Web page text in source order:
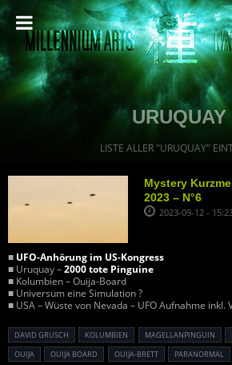
URUQUAY
LISTE ALLER "URUQUAY"
Mystery
2023 – N°6
2023-09-12 -
■ UFO-Anhörung im US-Kongress
■ Uruquay –2000 tote Pinguine
■ Kolumbien – Ouija-Board
■ Universum eine Simulation ?
■ USA – Wüste von Nevada – UFO Aufnahme
DAVID GRUSCH KOLUMBIEN MAGELLANPINGUIN
OUIJA
OUIJA BOARD OUIJA-BRETT PARANORMAL